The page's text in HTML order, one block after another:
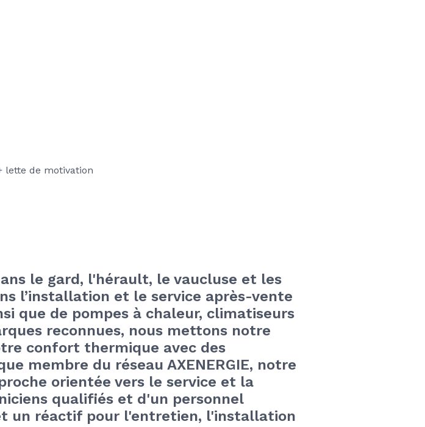
lette de motivation
le gard, l'hérault, le vaucluse et les
l’installation et le service après-vente
que de pompes à chaleur, climatiseurs
reconnues, nous mettons notre
confort thermique avec des
membre du réseau AXENERGIE, notre
orientée vers le service et la
qualifiés et d'un personnel
un réactif pour l'entretien, l'installation